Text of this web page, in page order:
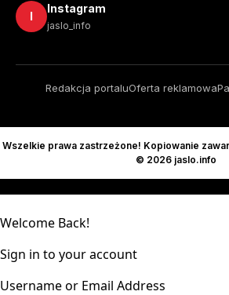
I
Instagram
jaslo_info
Redakcja portaluOferta reklamowa
Wszelkie prawa zastrzeżone! Kopiowanie
© 2026 jaslo.info
Welcome Back!
Sign in to your account
Username or Email Address